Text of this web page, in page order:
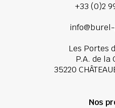
+33 (0)2
Les Portes
P.A. de la
35220
Nos